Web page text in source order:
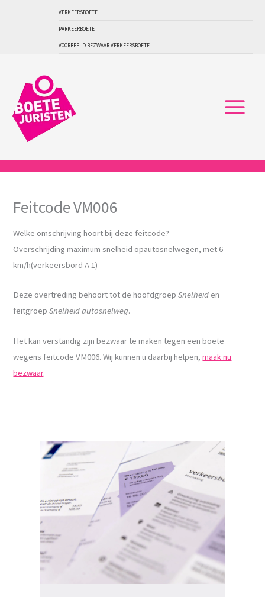
VERKEERSBOETE
PARKEERBOETE
VOORBEELD BEZWAAR VERKEERSBOETE
Feitcode VM006
Welke omschrijving hoort bij deze feitcode?
Overschrijding maximum snelheid opautosnelwegen, met 6
km/h(verkeersbord A 1)
Deze overtreding behoort tot de hoofdgroepSnelheid en
feitgroepSnelheid autosnelweg.
Het kan verstandig zijn bezwaar te maken tegen een boete
wegens feitcode VM006. Wij kunnen u daarbij helpen,maak nu
bezwaar.